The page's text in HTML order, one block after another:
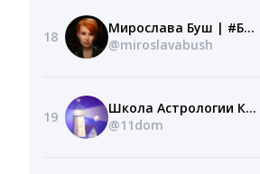
18
Мирослава Буш | #БЕЗЦЕНЗУРЫ
@miroslavabush
19
Школа Астрологии Катерины Дятловой 11-ый Дом
@11dom